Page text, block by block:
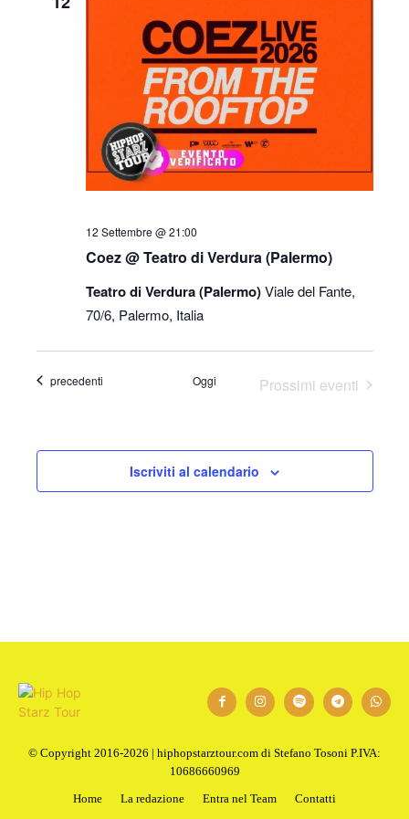
Coez @ Teatro di Verdura (Palermo)
12 Settembre @ 21:00
Teatro di Verdura (Palermo)Viale del Fante,
70/6, Palermo, Italia
Eventi
precedenti Oggi Prossimi eventi
Iscriviti al calendario
© Copyright 2016-2026 | hiphopstarztour.com di Stefano Tosoni P.IVA:
10686660969
Home
La redazione Entra nel Team Contatti